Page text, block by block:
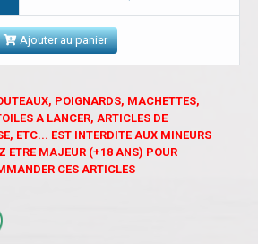
Ajouter au panier
POIGNARDS, MACHETTES,
A LANCER, ARTICLES DE
ETC... EST INTERDITE AUX MINEURS
ETRE MAJEUR (+18 ANS) POUR
CES ARTICLES